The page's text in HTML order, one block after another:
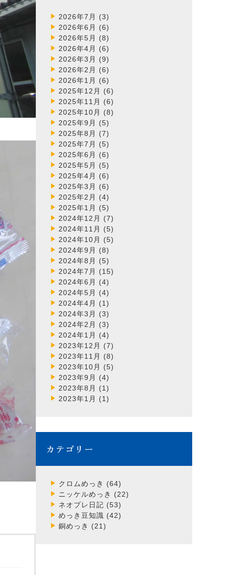
2026年7月
(3)
2026年6月
(6)
2026年5月
(8)
2026年4月
(6)
2026年3月
(9)
2026年2月
(6)
2026年1月
(6)
2025年12月
(6)
2025年11月
(6)
2025年10月
(8)
2025年9月
(5)
2025年8月
(7)
2025年7月
(5)
2025年6月
(6)
2025年5月
(5)
2025年4月
(6)
2025年3月
(6)
2025年2月
(4)
2025年1月
(5)
2024年12月
(7)
2024年11月
(5)
2024年10月
(5)
2024年9月
(8)
2024年8月
(5)
2024年7月
(15)
2024年6月
(4)
2024年5月
(4)
2024年4月
(1)
2024年3月
(3)
2024年2月
(3)
2024年1月
(4)
2023年12月
(7)
2023年11月
(8)
2023年10月
(5)
2023年9月
(4)
2023年8月
(1)
2023年1月
(1)
カテゴリー
クロムめっき
(64)
ニッケルめっき
(22)
ネオプレ日記 (53)
めっき豆知識 (42)
銅めっき
(21)